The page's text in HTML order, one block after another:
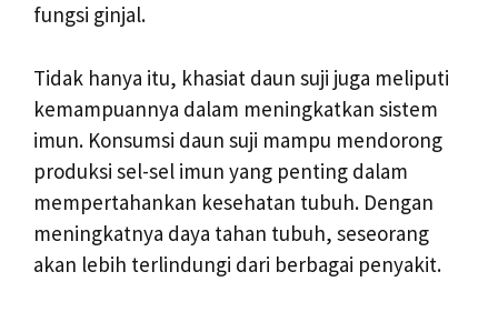
fungsi ginjal.
Tidak hanya itu, khasiat daun suji juga meliputi
kemampuannya dalam meningkatkan sistem
imun. Konsumsi daun suji mampu mendorong
produksi sel-sel imun yang penting dalam
mempertahankan kesehatan tubuh. Dengan
meningkatnya daya tahan tubuh, seseorang
akan lebih terlindungi dari berbagai penyakit.